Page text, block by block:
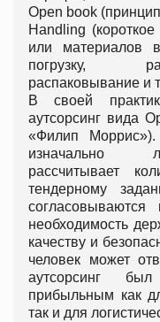
Open book
Handling
или материалов
погрузку,
распаковывание и
В своей
аутсорсинг вида
«Филип
изначально
рассчитывает
тендерному
необходимость
качеству и
человек может
аутсорсинг
прибыльным как
так и для